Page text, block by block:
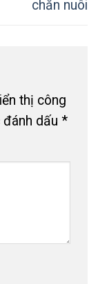
chăn nuôi
thị công
dấu *